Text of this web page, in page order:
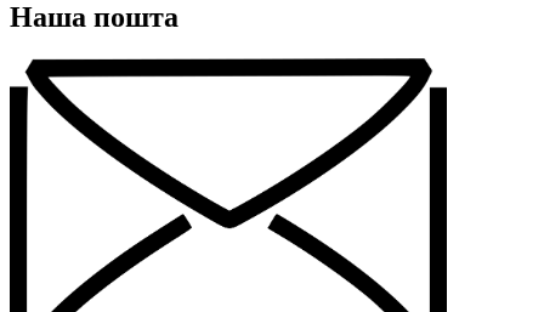
Наша пошта